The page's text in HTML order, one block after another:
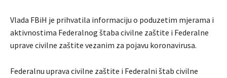
Vlada FBiH je prihvatila informaciju o poduzetim mjerama i
aktivnostima Federalnog štaba civilne zaštite i Federalne
uprave civilne zaštite vezanim za pojavu koronavirusa.
Federalnu uprava civilne zaštite i Federalni štab civilne